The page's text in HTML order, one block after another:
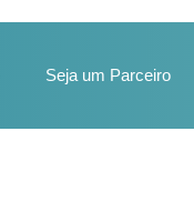
Seja um Parceiro